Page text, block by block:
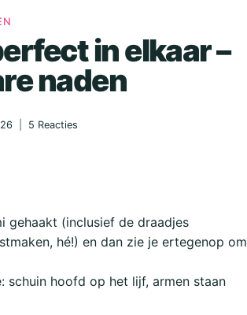
in elkaar –
naden
5 Reacties
gehaakt (inclusief de draadjes
hé!) en dan zie je ertegenop om
schuin hoofd op het lijf, armen staan